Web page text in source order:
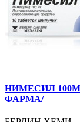
НИМЕСИЛ
ФАРМА/